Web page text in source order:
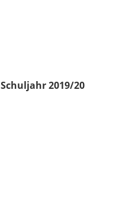
Schuljahr 2019/20